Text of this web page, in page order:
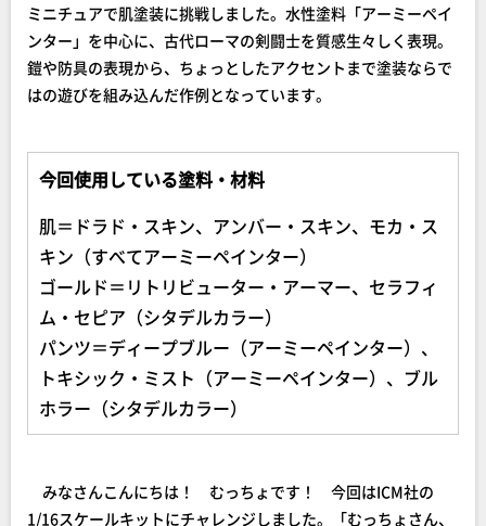
ミニチュアで肌塗装に挑戦しました。水性塗料「アーミーペイ
ンター」を中心に、古代ローマの剣闘士を質感生々しく表現。
鎧や防具の表現から、ちょっとしたアクセントまで塗装ならで
はの遊びを組み込んだ作例となっています。
今回使用している塗料・材料
肌＝ドラド・スキン、アンバー・スキン、モカ・ス
キン（すべてアーミーペインター）
ゴールド＝リトリビューター・アーマー、セラフィ
ム・セピア（シタデルカラー）
パンツ＝ディープブルー（アーミーペインター）、
トキシック・ミスト（アーミーペインター）、ブル
ホラー（シタデルカラー）
みなさんこんにちは！ むっちょです！ 今回はICM社の
1/16スケールキットにチャレンジしました。「むっちょさん、